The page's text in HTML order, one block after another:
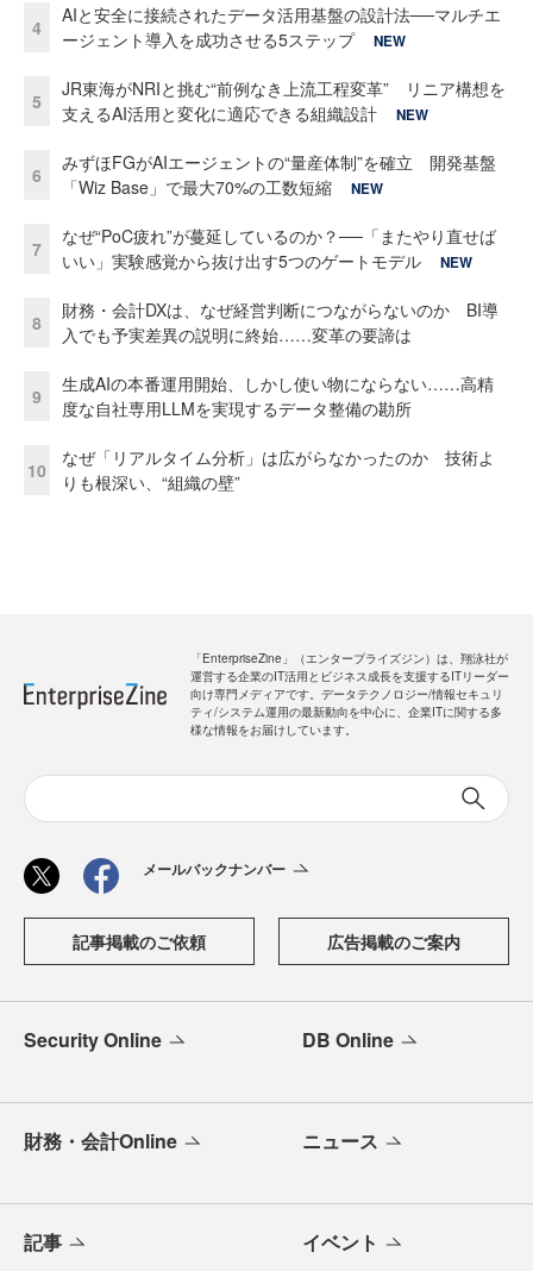
4
AIと安全に接続されたデータ活用基盤の設計法──マルチエ
ージェント導入を成功させる5ステップ
NEW
5
JR東海がNRIと挑む“前例なき上流工程変革” リニア構想を
支えるAI活用と変化に適応できる組織設計
NEW
6
みずほFGがAIエージェントの“量産体制”を確立 開発基盤
「Wiz Base」で最大70%の工数短縮
NEW
7
なぜ“PoC疲れ”が蔓延しているのか？──「またやり直せば
いい」実験感覚から抜け出す5つのゲートモデル
NEW
8
財務・会計DXは、なぜ経営判断につながらないのか BI導
入でも予実差異の説明に終始……変革の要諦は
9
生成AIの本番運用開始、しかし使い物にならない……高精
度な自社専用LLMを実現するデータ整備の勘所
10
なぜ「リアルタイム分析」は広がらなかったのか 技術よ
りも根深い、“組織の壁”
「EnterpriseZine」（エンタープライズジン）は、翔泳社が
運営する企業のIT活用とビジネス成長を支援するITリーダー
向け専門メディアです。データテクノロジー/情報セキュリ
ティ/システム運用の最新動向を中心に、企業ITに関する多
様な情報をお届けしています。
メールバックナンバー
記事掲載のご依頼 広告掲載のご案内
Security Online DB Online
財務・会計Online ニュース
記事 イベント